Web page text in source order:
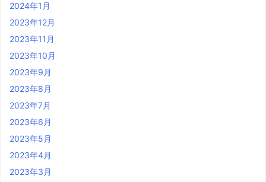
2024年1月
2023年12月
2023年11月
2023年10月
2023年9月
2023年8月
2023年7月
2023年6月
2023年5月
2023年4月
2023年3月